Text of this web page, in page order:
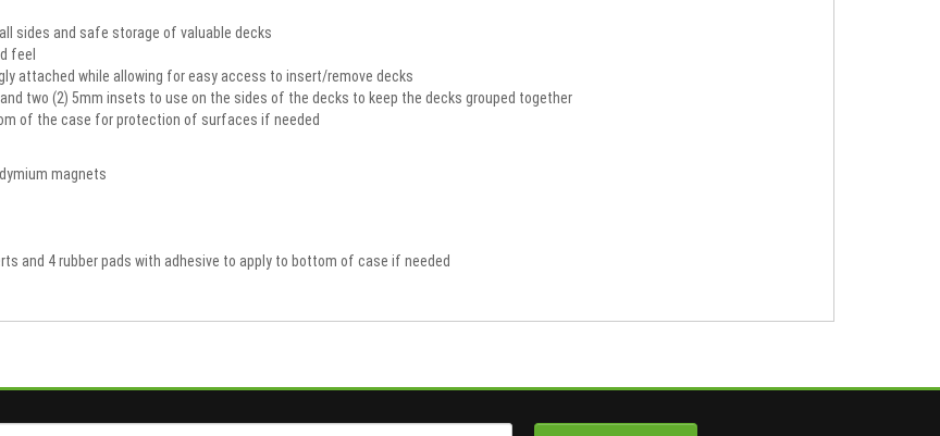
sides and safe storage of valuable decks
feel
attached while allowing for easy access to insert/remove decks
two (2) 5mm insets to use on the sides of the decks to keep the decks grouped together
of the case for protection of surfaces if needed
magnets
and 4 rubber pads with adhesive to apply to bottom of case if needed